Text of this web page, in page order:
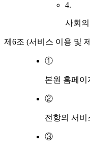
4.
사회
제6조 (서비스 이용 및
①
본원 홈페이
②
전항의 서비
③